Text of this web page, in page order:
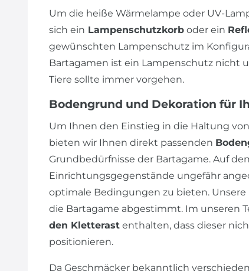
Um die heiße Wärmelampe oder UV-
sich ein Lampenschutzkorb oder ein
gewünschten Lampenschutz im
Bartagamen ist ein Lampenschutz nicht
Tiere sollte immer vorgehen.
Bodengrund und Dekoration für
Um Ihnen den Einstieg in die Haltung
bieten wir Ihnen direkt passenden
Grundbedürfnisse der Bartagame. Auf
Einrichtungsgegenstände ungefähr
optimale Bedingungen zu bieten.
die Bartagame abgestimmt. Im unseren
den Kletterast enthalten, dass dieser
positionieren.
Da Geschmäcker bekanntlich